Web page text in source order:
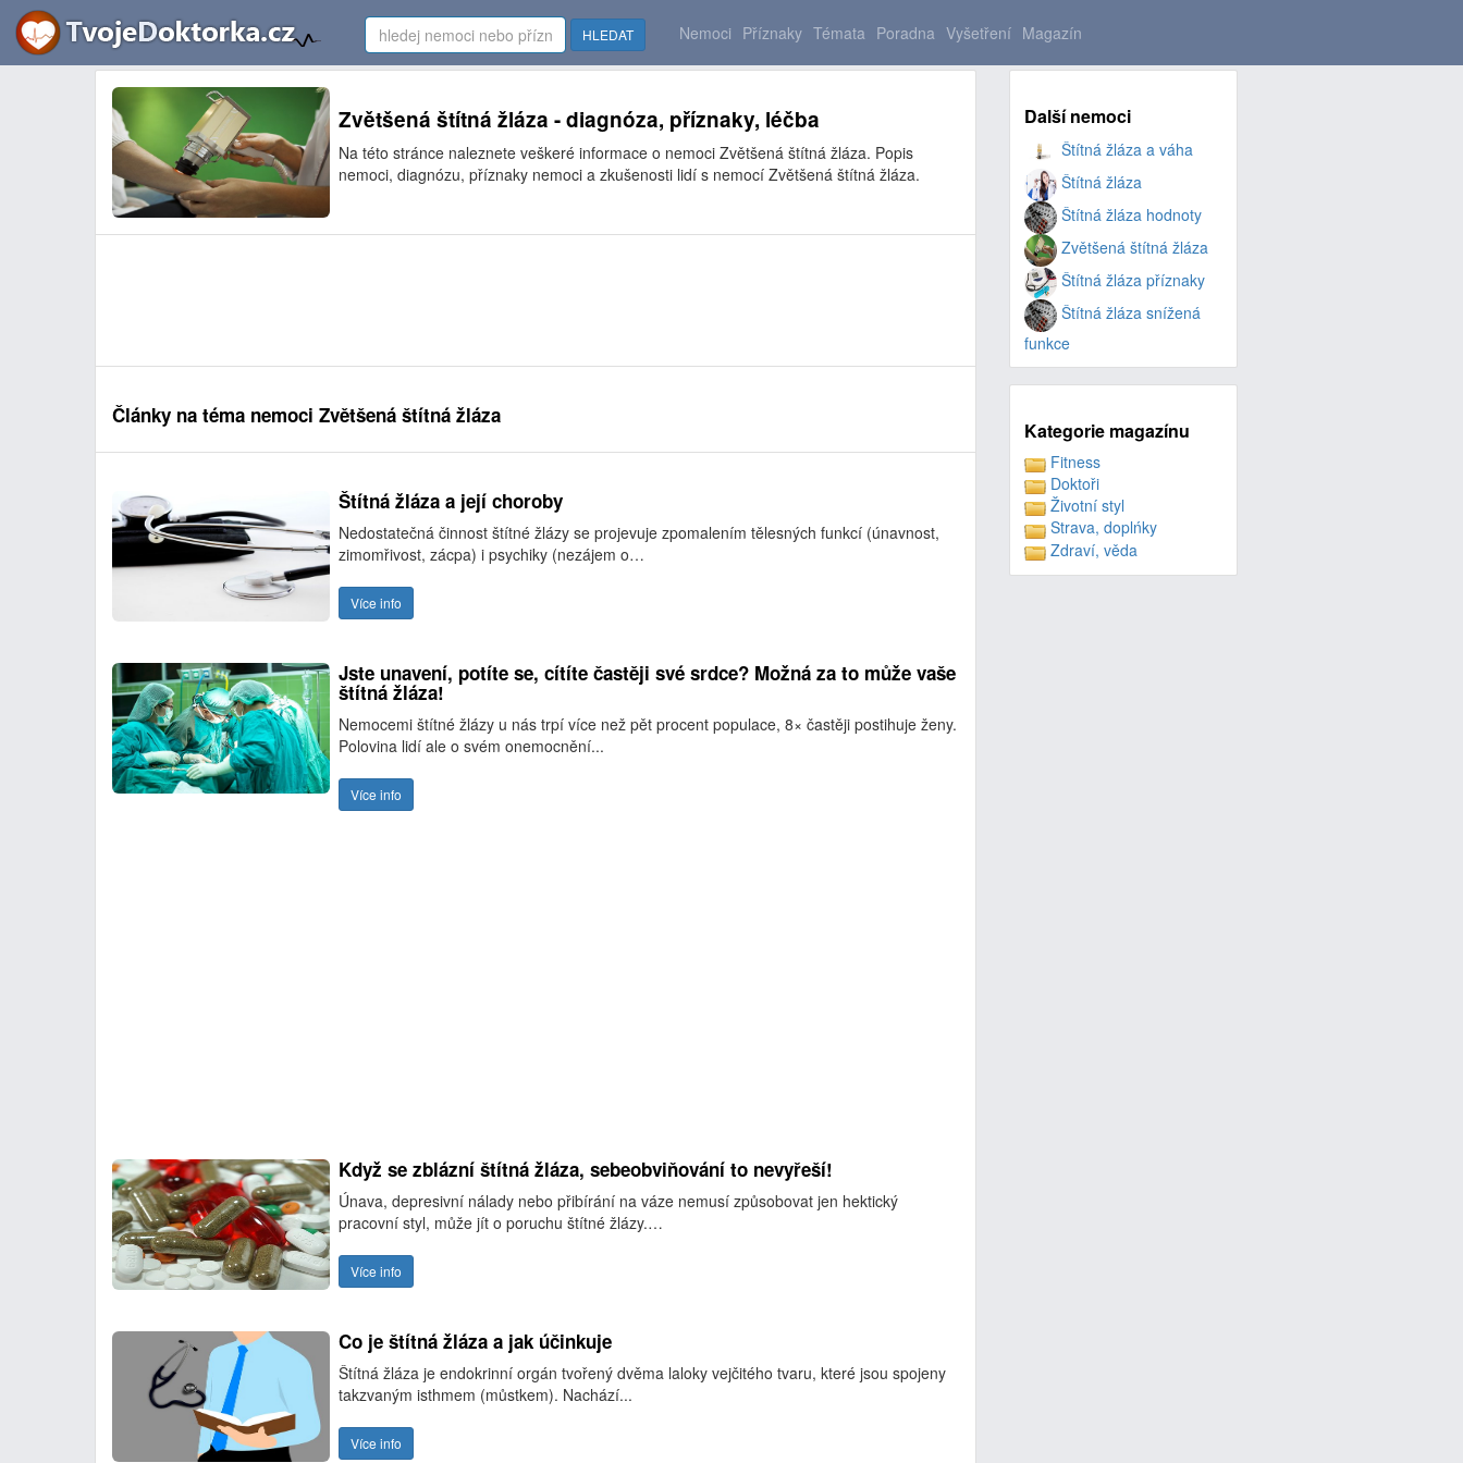
HLEDAT Nemoci Příznaky Témata Poradna Vyšetření Magazín
Zvětšená štítná žláza - diagnóza, příznaky, léčba
Na této stránce naleznete veškeré informace o nemoci Zvětšená štítná žláza. Popis
nemoci, diagnózu, příznaky nemoci a zkušenosti lidí s nemocí Zvětšená štítná žláza.
Články na téma nemoci Zvětšená štítná žláza
Štítná žláza a její choroby
Nedostatečná činnost štítné žlázy se projevuje zpomalením tělesných funkcí (únavnost,
zimomřivost, zácpa) i psychiky (nezájem o…
Více info
Jste unavení, potíte se, cítíte častěji své srdce? Možná za to může vaše
štítná žláza!
Nemocemi štítné žlázy u nás trpí více než pět procent populace, 8× častěji postihuje ženy.
Polovina lidí ale o svém onemocnění...
Více info
Když se zblázní štítná žláza, sebeobviňování to nevyřeší!
Únava, depresivní nálady nebo přibírání na váze nemusí způsobovat jen hektický
pracovní styl, může jít o poruchu štítné žlázy.…
Více info
Co je štítná žláza a jak účinkuje
Štítná žláza je endokrinní orgán tvořený dvěma laloky vejčitého tvaru, které jsou spojeny
takzvaným isthmem (můstkem). Nachází...
Více info
Další nemoci
Štítná žláza a váha
Štítná žláza
Štítná žláza hodnoty
Zvětšená štítná žláza
Štítná žláza příznaky
Štítná žláza snížená
funkce
Kategorie magazínu
Fitness
Doktoři
Životní styl
Strava, doplńky
Zdraví, věda